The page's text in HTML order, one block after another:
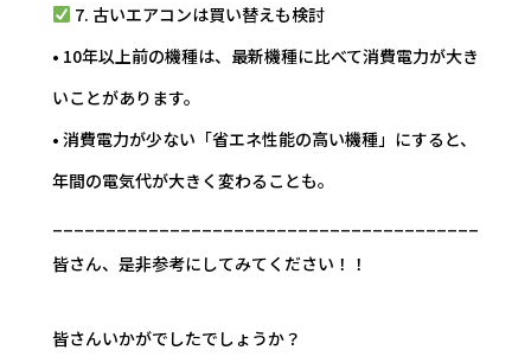
7. 古いエアコンは買い替えも検討
• 10年以上前の機種は、最新機種に比べて消費電力が大き
いことがあります。
• 消費電力が少ない「省エネ性能の高い機種」にすると、
年間の電気代が大きく変わることも。
皆さん、是非参考にしてみてください！！
皆さんいかがでしたでしょうか？